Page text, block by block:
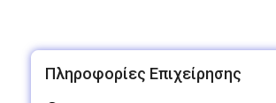
Πληροφορίες Επιχείρησης